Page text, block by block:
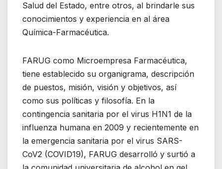
Salud del Estado, entre otros, al brindarle sus
conocimientos y experiencia en al área
Química-Farmacéutica.
FARUG como Microempresa Farmacéutica,
tiene establecido su organigrama, descripción
de puestos, misión, visión y objetivos, así
como sus políticas y filosofía. En la
contingencia sanitaria por el virus H1N1 de la
influenza humana en 2009 y recientemente en
la emergencia sanitaria por el virus SARS-
CoV2 (COVID19), FARUG desarrolló y surtió a